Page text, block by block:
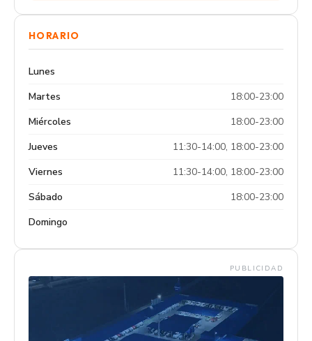
HORARIO
Lunes
Martes
18:00-23:00
Miércoles
18:00-23:00
Jueves
11:30-14:00, 18:00-23:00
Viernes
11:30-14:00, 18:00-23:00
Sábado
18:00-23:00
Domingo
PUBLICIDAD